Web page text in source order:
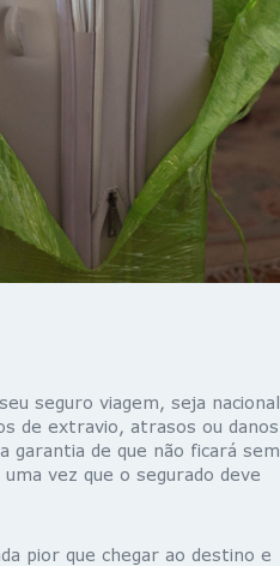
seguro viagem, seja nacional
de extravio, atrasos ou danos
de que não ficará sem
vez que o segurado deve
pior que chegar ao destino e